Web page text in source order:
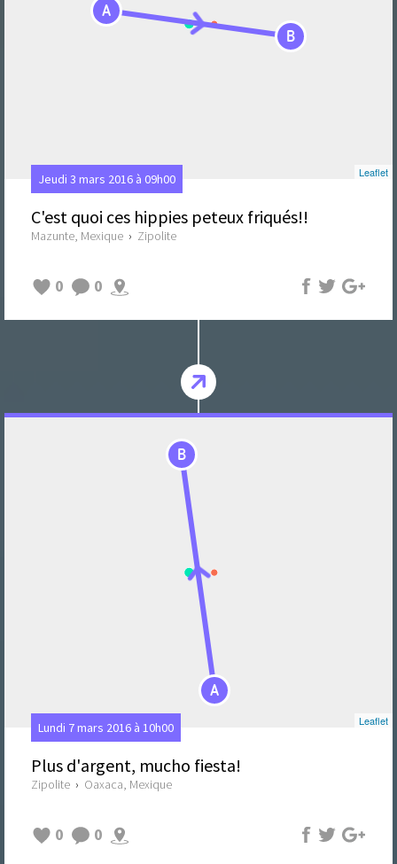
A
B
Leaflet
Jeudi 3 mars 2016 à 09h00
C'est quoi ces hippies peteux friqués!!
Mazunte, Mexique › Zipolite
0 0
A
B
Leaflet
Lundi 7 mars 2016 à 10h00
Plus d'argent, mucho fiesta!
Zipolite › Oaxaca, Mexique
0 0